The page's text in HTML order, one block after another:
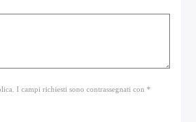
I campi richiesti sono contrassegnati con *